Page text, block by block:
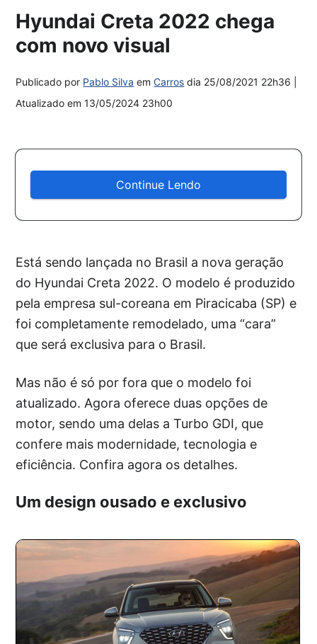
Hyundai Creta 2022 chega
com novo visual
Publicado por Pablo Silva emCarros dia 25/08/2021 22h36
Atualizado em13/05/2024 23h00
Continue Lendo
Está sendo lançada no Brasil a nova geração
do Hyundai Creta 2022. O modelo é produzido
pela empresa sul-coreana em Piracicaba (SP) e
foi completamente remodelado, uma “cara”
que será exclusiva para o Brasil.
Mas não é só por fora que o modelo foi
atualizado. Agora oferece duas opções de
motor, sendo uma delas a Turbo GDI, que
confere mais modernidade, tecnologia e
eficiência. Confira agora os detalhes.
Um design ousado e exclusivo